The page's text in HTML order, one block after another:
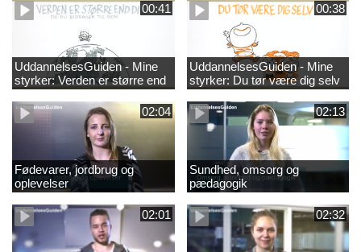
00:41
UddannelsesGuiden - Mine
styrker: Verden er større end
dig og du bidrager til den
00:38
UddannelsesGuiden - Mine
styrker: Du tør være dig selv
02:04
Fødevarer, jordbrug og
oplevelser
02:13
Sundhed, omsorg og
pædagogik
02:01 02:32